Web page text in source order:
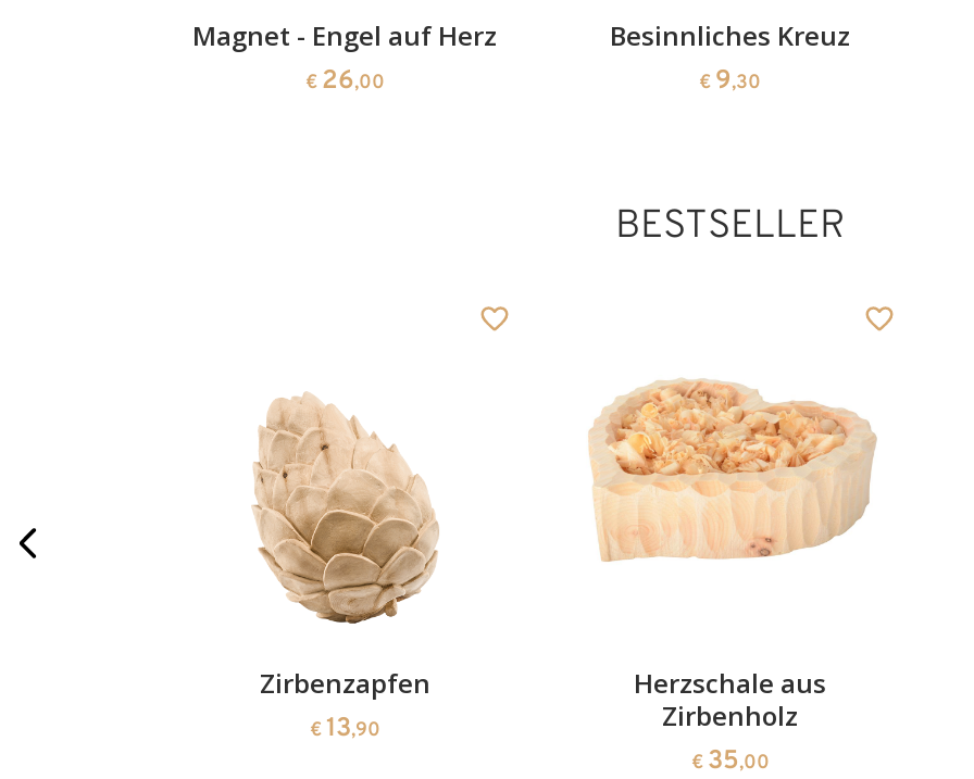
Magnet - Engel auf Herz
€ 26,00
Besinnliches Kreuz
€ 9,30
BESTSELLER
Zirbenzapfen
€ 13,90
Herzschale aus
Zirbenholz
€ 35,00